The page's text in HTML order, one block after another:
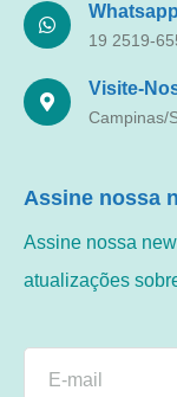
19 2519-
Visite-
Campinas/
Assine nossa
Assine nossa
atualizações